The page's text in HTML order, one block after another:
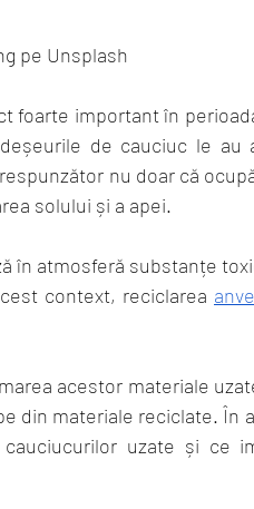
pe Unsplash
foarte important în
de cauciuc le au
nu doar că
solului și a apei.
în atmosferă substanțe
context, reciclarea
acestor materiale
din materiale reciclate. În
uzate și ce